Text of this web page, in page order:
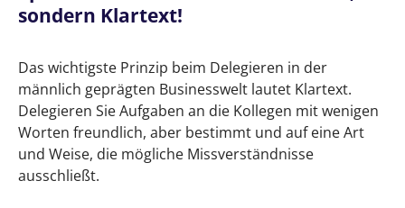
sondern Klartext!
Das wichtigste Prinzip beim Delegieren in der
männlich geprägten Businesswelt lautet Klartext.
Delegieren Sie Aufgaben an die Kollegen mit wenigen
Worten freundlich, aber bestimmt und auf eine Art
und Weise, die mögliche Missverständnisse
ausschließt.